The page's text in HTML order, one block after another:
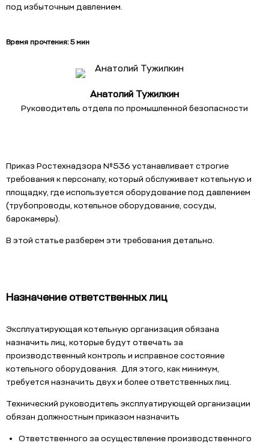
под избыточным давлением.
Время прочтения: 5 мин
Анатолий Тужилкин
Руководитель отдела по промышленной безопасности
Приказ Ростехнадзора №536 устанавливает строгие
требования к персоналу, который обслуживает котельную и
площадку, где используется оборудование под давлением
(трубопроводы, котельное оборудование, сосуды,
барокамеры).
В этой статье разберем эти требования детально.
Назначение ответственных лиц
Эксплуатирующая котельную организация обязана
назначить лиц, которые будут отвечать за
производственный контроль и исправное состояние
котельного оборудования. Для этого, как минимум,
требуется назначить двух и более ответственных лиц.
Технический руководитель эксплуатирующей организации
обязан должностным приказом назначить
Ответственного за осуществление производственного